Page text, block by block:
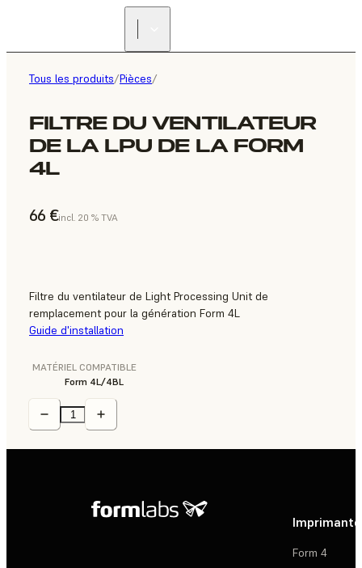
Tous les produits/Pièces/
FILTRE DU VENTILATEUR
DE LA LPU DE LA FORM
4L
66 €incl. 20 % TVA
Filtre du ventilateur de Light Processing Unit de
remplacement pour la génération Form 4L
Guide d'installation
MATÉRIEL COMPATIBLE
Form 4L/4BL
Form 4